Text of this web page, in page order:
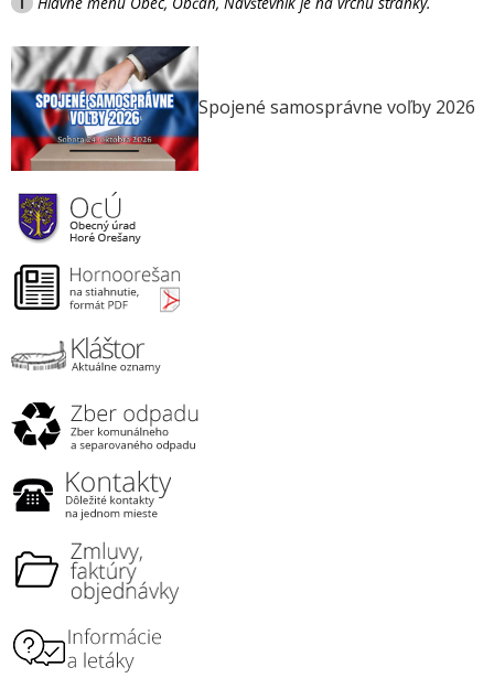
Spojené samosprávne voľby 2026